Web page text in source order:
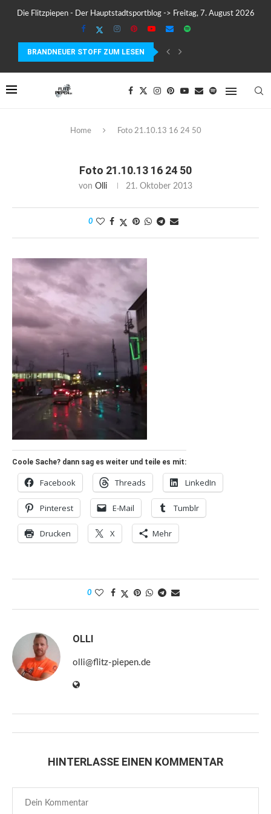
Die Flitzpiepen - Der Hauptstadtsportblog -> Freitag, 7. August 2026
BRANDNEUER STOFF ZUM LESEN
COROS PACE 4 IM TEST – LEICHT, SCHNELL...
Home Foto 21.10.13 16 24 50
Foto 21.10.13 16 24 50
von Olli 21. Oktober 2013
0
Coole Sache? dann sag es weiter und teile es mit:
Facebook Threads LinkedIn
Pinterest E-Mail Tumblr
Drucken X Mehr
0
OLLI
olli@flitz-piepen.de
HINTERLASSE EINEN KOMMENTAR